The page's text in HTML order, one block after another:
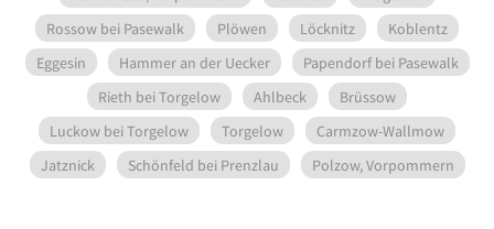
Rossow bei Pasewalk
Plöwen Löcknitz
Koblentz
Eggesin
Hammer an der Uecker
Papendorf bei Pasewalk
Rieth bei Torgelow
Ahlbeck
Brüssow
Luckow bei Torgelow
Torgelow
Carmzow-Wallmow
Jatznick
Schönfeld bei Prenzlau Polzow, Vorpommern